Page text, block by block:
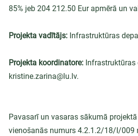
85% jeb 204 212.50 Eur apmērā un
Projekta vadītājs: Infrastruktūras
Projekta koordinatore: Infrastruktūras
kristine.zarina@lu.lv.
Pavasarī un vasaras sākumā
vienošanās numurs 4.2.1.2/18/I/009